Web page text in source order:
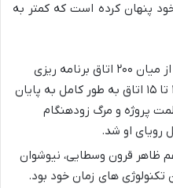
پنهان کرده است که کمتر به
از میان ۲۰۰ اتاق برنامه ریزی
شده برای قلعه، تنها حدود ۱۴ تا ۱۵ اتاق به طور کامل به پایان
پروژه و مرگ زودهنگام
رویای او شد.
ظاهر قرون وسطایی، نیوشوان
های زمان خود بود.